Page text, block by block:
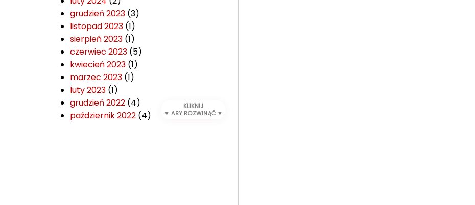
grudzień 2023 (3)
listopad 2023 (1)
sierpień 2023 (1)
czerwiec 2023 (5)
kwiecień 2023 (1)
marzec 2023 (1)
luty 2023 (1)
grudzień 2022 (4)
październik 2022 (4)
KLIKNIJ
▼ ABY ROZWINĄĆ ▼